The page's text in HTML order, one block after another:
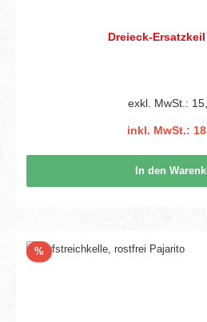
Dreieck-
exkl. MwSt.:
inkl. MwSt.:
In den
%Rabatt